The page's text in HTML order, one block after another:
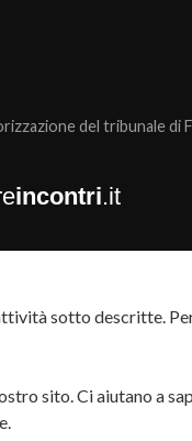
del tribunale di
incontri.it
sotto descritte.
sito. Ci aiutano a